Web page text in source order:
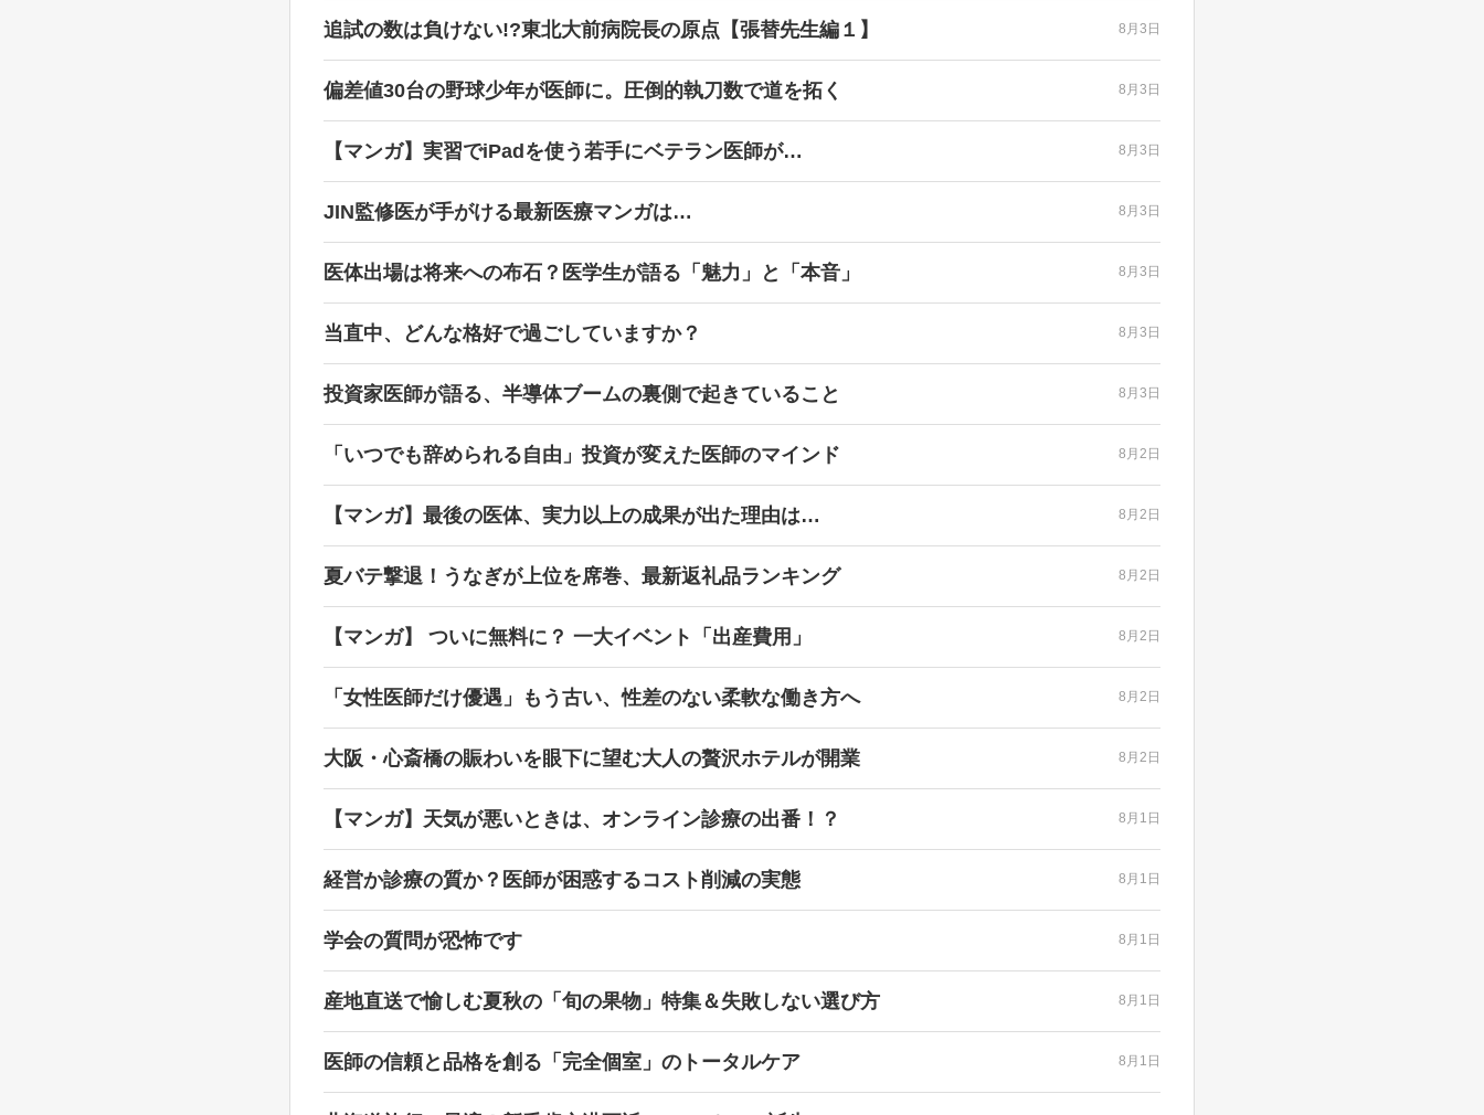
追試の数は負けない!?東北大前病院長の原点【張替先生編１】 8月3日
偏差値30台の野球少年が医師に。圧倒的執刀数で道を拓く 8月3日
【マンガ】実習でiPadを使う若手にベテラン医師が… 8月3日
JIN監修医が手がける最新医療マンガは… 8月3日
医体出場は将来への布石？医学生が語る「魅力」と「本音」 8月3日
当直中、どんな格好で過ごしていますか？ 8月3日
投資家医師が語る、半導体ブームの裏側で起きていること 8月3日
「いつでも辞められる自由」投資が変えた医師のマインド 8月2日
【マンガ】最後の医体、実力以上の成果が出た理由は… 8月2日
夏バテ撃退！うなぎが上位を席巻、最新返礼品ランキング 8月2日
【マンガ】 ついに無料に？ 一大イベント「出産費用」 8月2日
「女性医師だけ優遇」もう古い、性差のない柔軟な働き方へ 8月2日
大阪・心斎橋の賑わいを眼下に望む大人の贅沢ホテルが開業 8月2日
【マンガ】天気が悪いときは、オンライン診療の出番！？ 8月1日
経営か診療の質か？医師が困惑するコスト削減の実態 8月1日
学会の質問が恐怖です 8月1日
産地直送で愉しむ夏秋の「旬の果物」特集＆失敗しない選び方 8月1日
医師の信頼と品格を創る「完全個室」のトータルケア 8月1日